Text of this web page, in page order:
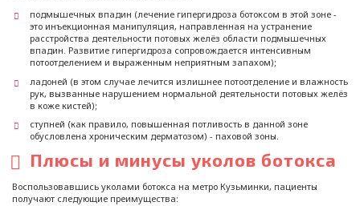
подмышечных впадин (лечение гипергидроза ботоксом в этой зоне -
это инъекционная манипуляция, направленная на устранение
расстройства деятельности потовых желёз области подмышечных
впадин. Развитие гипергидроза сопровождается интенсивным
потоотделением и выраженным неприятным запахом);
ладоней (в этом случае лечится излишнее потоотделение и влажность
рук, вызванные нарушением нормальной деятельности потовых желёз
в коже кистей);
ступней (как правило, повышенная потливость в данной зоне
обусловлена хроническим дерматозом) - паховой зоны.
Плюсы и минусы уколов ботокса
Воспользовавшись уколами ботокса на метро Кузьминки, пациенты
получают следующие преимущества: